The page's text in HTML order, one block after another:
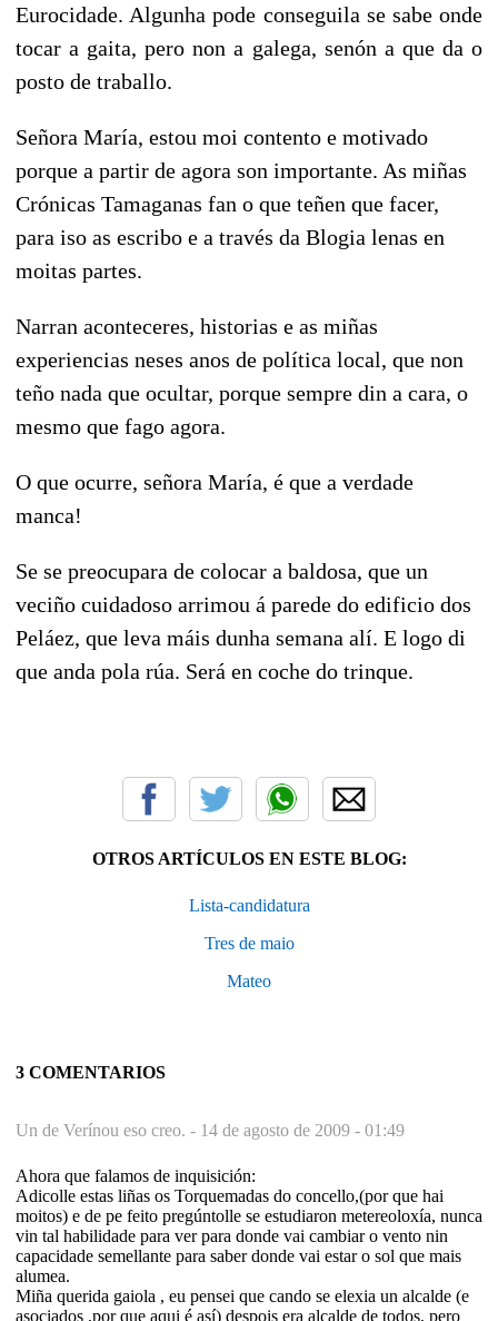
Eurocidade. Algunha pode conseguila se sabe onde
tocar a gaita, pero non a galega, senón a que da o
posto de traballo.
Señora María, estou moi contento e motivado
porque a partir de agora son importante. As miñas
Crónicas Tamaganas fan o que teñen que facer,
para iso as escribo e a través da Blogia lenas en
moitas partes.
Narran aconteceres, historias e as miñas
experiencias neses anos de política local, que non
teño nada que ocultar, porque sempre din a cara, o
mesmo que fago agora.
O que ocurre, señora María, é que a verdade
manca!
Se se preocupara de colocar a baldosa, que un
veciño cuidadoso arrimou á parede do edificio dos
Peláez, que leva máis dunha semana alí. E logo di
que anda pola rúa. Será en coche do trinque.
OTROS ARTÍCULOS EN ESTE BLOG:
Lista-candidatura
Tres de maio
Mateo
3 COMENTARIOS
Un de Verínou eso creo. - 14 de agosto de 2009 - 01:49
Ahora que falamos de inquisición:
Adicolle estas liñas os Torquemadas do concello,(por que hai
moitos) e de pe feito pregúntolle se estudiaron metereoloxía, nunca
vin tal habilidade para ver para donde vai cambiar o vento nin
capacidade semellante para saber donde vai estar o sol que mais
alumea.
Miña querida gaiola , eu pensei que cando se elexia un alcalde (e
asociados ,por que aqui é así) despois era alcalde de todos, pero